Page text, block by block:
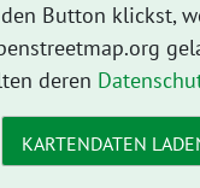
Button klickst,
deren
KARTENDATEN